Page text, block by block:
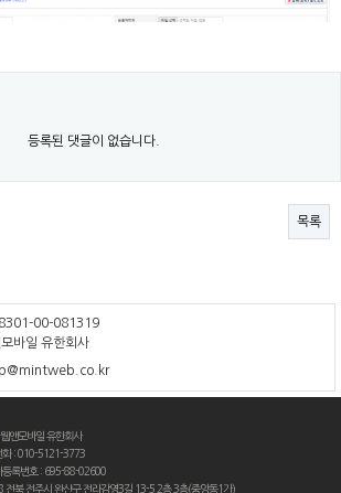
등록된 댓글이 없습니다.
목록
00-081319
바일 유한회사
앤모바일 유한회사
화 : 010-5121-3773
등록번호 : 695-88-02600
전북 전주시 완산구 전라감영3길 13-5 2층,3층(중앙동1가)